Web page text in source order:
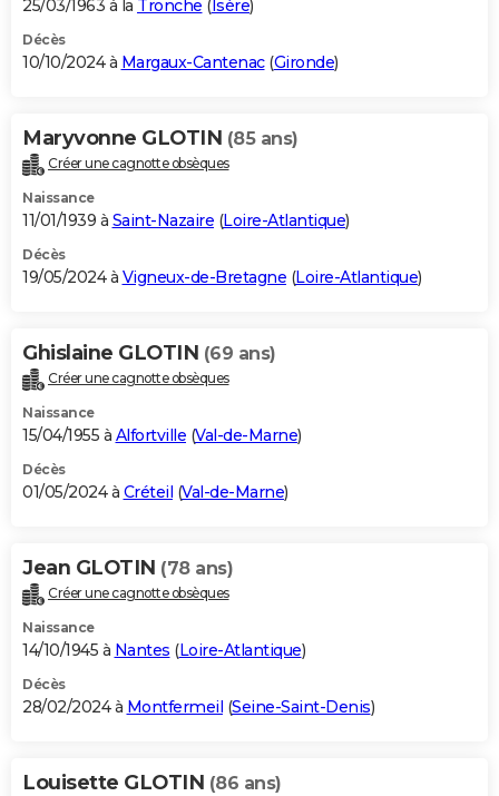
25/03/1963 à la Tronche ( Isère)
Décès
10/10/2024 à Margaux-Cantenac(Gironde)
Maryvonne GLOTIN (85 ans)
Créer une cagnotte obsèques
Naissance
11/01/1939 à Saint-Nazaire (Loire-Atlantique)
Décès
19/05/2024 à Vigneux-de-Bretagne (Loire-Atlantique)
Ghislaine GLOTIN (69 ans)
Créer une cagnotte obsèques
Naissance
15/04/1955 à Alfortville (Val-de-Marne)
Décès
01/05/2024 à Créteil (Val-de-Marne)
Jean GLOTIN (78 ans)
Créer une cagnotte obsèques
Naissance
14/10/1945 à Nantes (Loire-Atlantique)
Décès
28/02/2024 à Montfermeil (Seine-Saint-Denis)
Louisette GLOTIN (86 ans)